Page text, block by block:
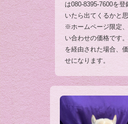
は080-8395-7600を登
いたら出てくるかと思
※ホームページ限定
い合わせの価格です
を経由された場合、
せになります。